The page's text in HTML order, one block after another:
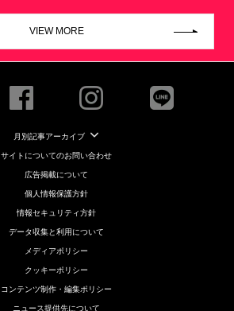
VIEW MORE
月別記事アーカイブ
サイトについてのお問い合わせ
広告掲載について
個人情報保護方針
情報セキュリティ方針
データ収集と利用について
メディアポリシー
クッキーポリシー
コンテンツ制作・編集ポリシー
ニュース提供先について